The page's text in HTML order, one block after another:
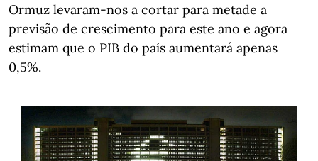
Ormuz levaram-nos a cortar para metade a
previsão de crescimento para este ano e agora
estimam que o PIB do país aumentará apenas
0,5%.